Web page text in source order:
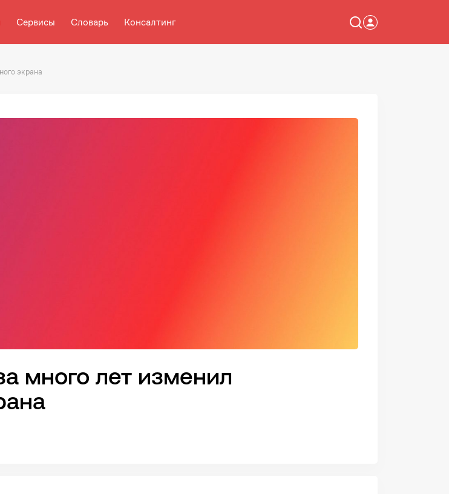
Сервисы Словарь Консалтинг
экрана
много лет изменил